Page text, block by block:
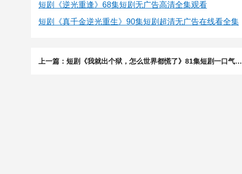
短剧《逆光重逢》68集短剧无广告高清全集观看
短剧《真千金逆光重生》90集短剧超清无广告在线看全集
上一篇：短剧《我就出个狱，怎么世界都慌了》81集短剧一口气看完超爽